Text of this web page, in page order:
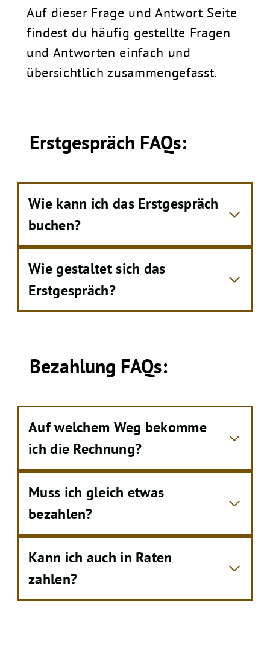
Auf dieser Frage und Antwort Seite
findest du häufig gestellte Fragen
und Antworten einfach und
übersichtlich zusammengefasst.
Erstgespräch FAQs:
Wie kann ich das Erstgespräch
buchen?
Wie gestaltet sich das
Erstgespräch?
Bezahlung FAQs:
Auf welchem Weg bekomme
ich die Rechnung?
Muss ich gleich etwas
bezahlen?
Kann ich auch in Raten
zahlen?